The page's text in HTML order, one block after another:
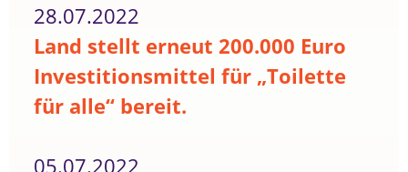
28.07.2022
Land stellt erneut 200.000 Euro
Investitionsmittel für „Toilette
für alle“ bereit.
05.07.2022